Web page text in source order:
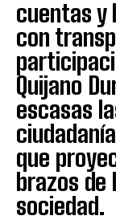
cuentas y
con
Quijano
escasas
que
brazos de
sociedad.